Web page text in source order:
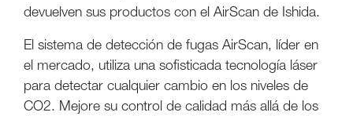
devuelven sus productos con el AirScan de Ishida.
El sistema de detección de fugas AirScan, líder en
el mercado, utiliza una sofisticada tecnología láser
para detectar cualquier cambio en los niveles de
CO2. Mejore su control de calidad más allá de los